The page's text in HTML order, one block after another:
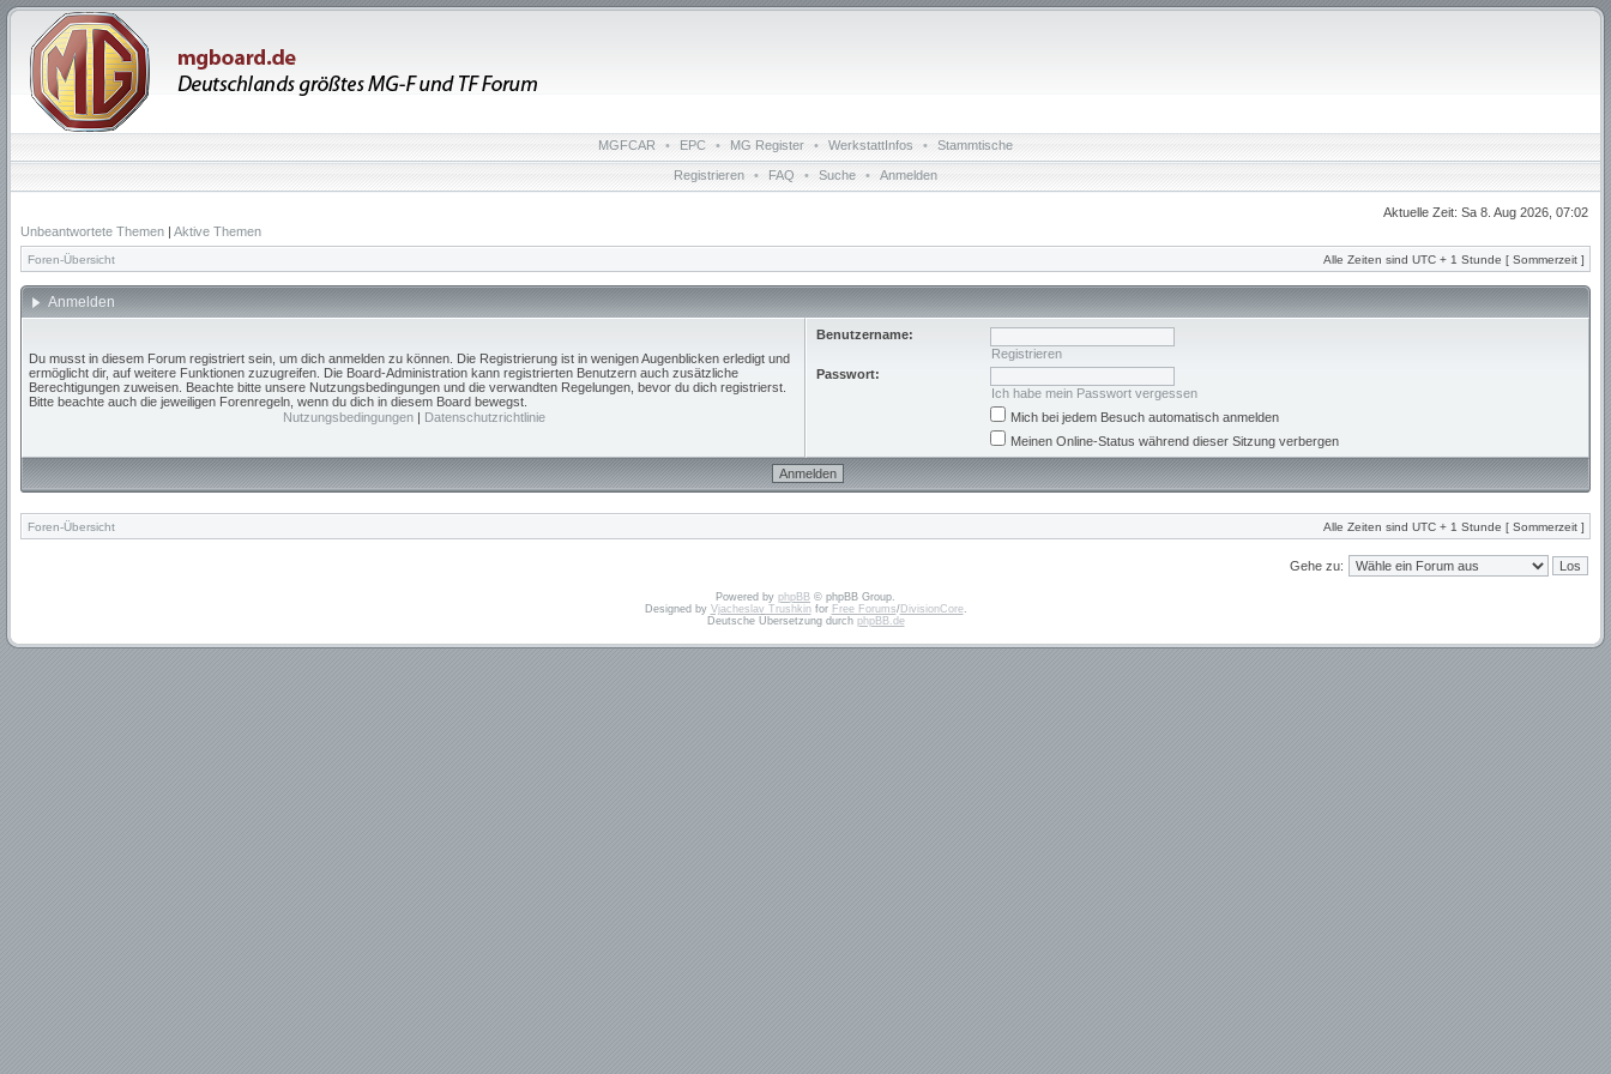
MGFCAR • EPC • MG Register • WerkstattInfos • Stammtische
Registrieren • FAQ • Suche • Anmelden
Aktuelle Zeit: Sa 8. Aug 2026, 07:02
Unbeantwortete Themen | Aktive Themen
Foren-Übersicht Alle Zeiten sind UTC + 1 Stunde [ Sommerzeit ]
Anmelden
Du musst in diesem Forum registriert sein, um dich anmelden zu können. Die Registrierung ist in wenigen Augenblicken erledigt und
ermöglicht dir, auf weitere Funktionen zuzugreifen. Die Board-Administration kann registrierten Benutzern auch zusätzliche
Berechtigungen zuweisen. Beachte bitte unsere Nutzungsbedingungen und die verwandten Regelungen, bevor du dich registrierst.
Bitte beachte auch die jeweiligen Forenregeln, wenn du dich in diesem Board bewegst.
Nutzungsbedingungen| Datenschutzrichtlinie
Benutzername:
Registrieren
Passwort:
Ich habe mein Passwort vergessen
Mich bei jedem Besuch automatisch anmelden
Meinen Online-Status während dieser Sitzung verbergen
Foren-Übersicht Alle Zeiten sind UTC + 1 Stunde [ Sommerzeit ]
Gehe zu:
Powered by phpBB © phpBB Group.
Designed by Vjacheslav Trushkinfor Free Forums/DivisionCore.
Deutsche Übersetzung durch phpBB.de